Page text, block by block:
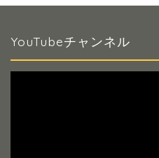
YouTubeチャンネル